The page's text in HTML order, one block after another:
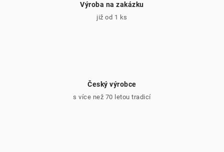
Výroba na zakázku
již od 1 ks
Český výrobce
s více než 70 letou tradicí